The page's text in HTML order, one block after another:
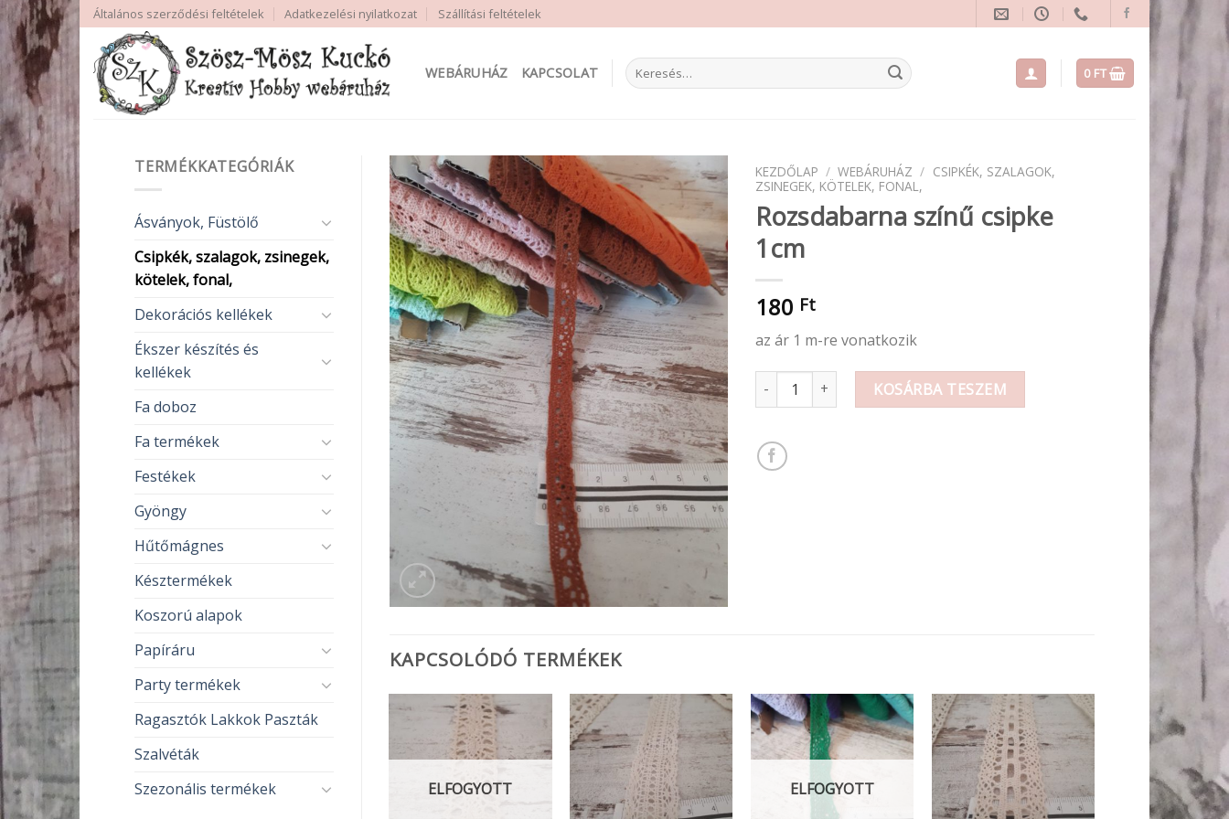
Skip
to
content
Általános szerződési feltételek Adatkezelési nyilatkozat Szállítási feltételek
WEBÁRUHÁZ KAPCSOLAT
Keresés
a
0 FT
TERMÉKKATEGÓRIÁK
Ásványok, Füstölő
Csipkék, szalagok, zsinegek,
kötelek, fonal,
Dekorációs kellékek
Ékszer készítés és
kellékek
Fa doboz
Fa termékek
Festékek
Gyöngy
Hűtőmágnes
Késztermékek
Koszorú alapok
Papíráru
Party termékek
Ragasztók Lakkok Paszták
Szalvéták
Szezonális termékek
KEZDŐLAP / WEBÁRUHÁZ / CSIPKÉK, SZALAGOK,
ZSINEGEK, KÖTELEK, FONAL,
Rozsdabarna színű csipke
1cm
180 Ft
az ár 1 m-re vonatkozik
Rozsdabarna színű csipke 1cm mennyiség
KOSÁRBA TESZEM
KAPCSOLÓDÓ TERMÉKEK
ELFOGYOTT ELFOGYOTT